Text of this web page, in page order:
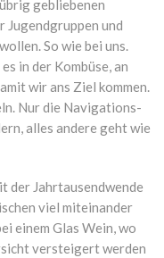
gebliebenen
Jugendgruppen und
So wie bei uns.
in der Kombüse, an
wir ans Ziel kommen.
Nur die Navigations-
alles andere geht wie
der Jahrtausendwende
viel miteinander
einem Glas Wein, wo
versteigert werden